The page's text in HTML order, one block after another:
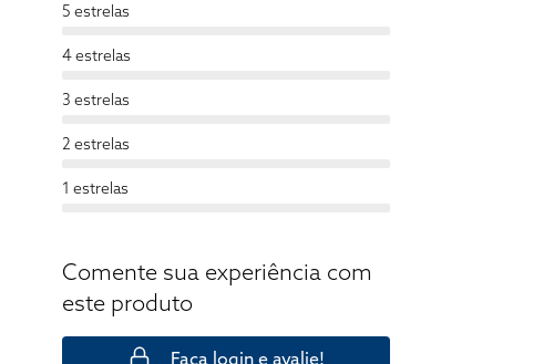
5 estrelas
4 estrelas
3 estrelas
2 estrelas
1 estrelas
Comente sua experiência com
este produto
Faça login e avalie!